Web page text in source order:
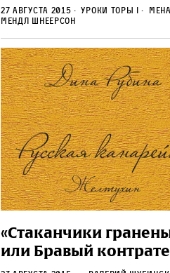
27 августа 2015 Уроки Торы I
Мендл Шнеерсон
«Стаканчики
или Бравый